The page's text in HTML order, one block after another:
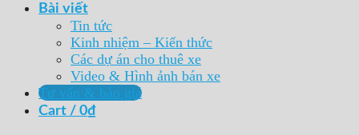
Bài viết
Tin tức
Kinh nhiệm – Kiến thức
Các dự án cho thuê xe
Video & Hình ảnh bán xe
Tư vấn & báo giá
Cart / 0₫